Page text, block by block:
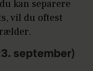
kan separere
vil du oftest
september)